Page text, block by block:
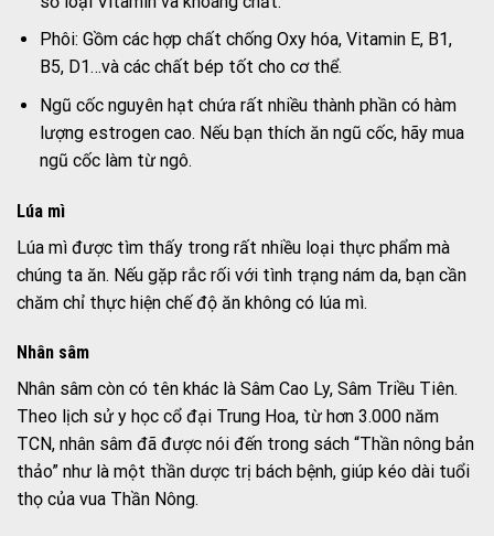
Phôi: Gồm các hợp chất chống Oxy hóa, Vitamin E, B1,
B5, D1…và các chất bép tốt cho cơ thể.
Ngũ cốc nguyên hạt chứa rất nhiều thành phần có hàm
lượng estrogen cao. Nếu bạn thích ăn ngũ cốc, hãy mua
ngũ cốc làm từ ngô.
Lúa mì
Lúa mì được tìm thấy trong rất nhiều loại thực phẩm mà
chúng ta ăn. Nếu gặp rắc rối với tình trạng nám da, bạn cần
chăm chỉ thực hiện chế độ ăn không có lúa mì.
Nhân sâm
Nhân sâm còn có tên khác là Sâm Cao Ly, Sâm Triều Tiên.
Theo lịch sử y học cổ đại Trung Hoa, từ hơn 3.000 năm
TCN, nhân sâm đã được nói đến trong sách “Thần nông bản
thảo” như là một thần dược trị bách bệnh, giúp kéo dài tuổi
thọ của vua Thần Nông.